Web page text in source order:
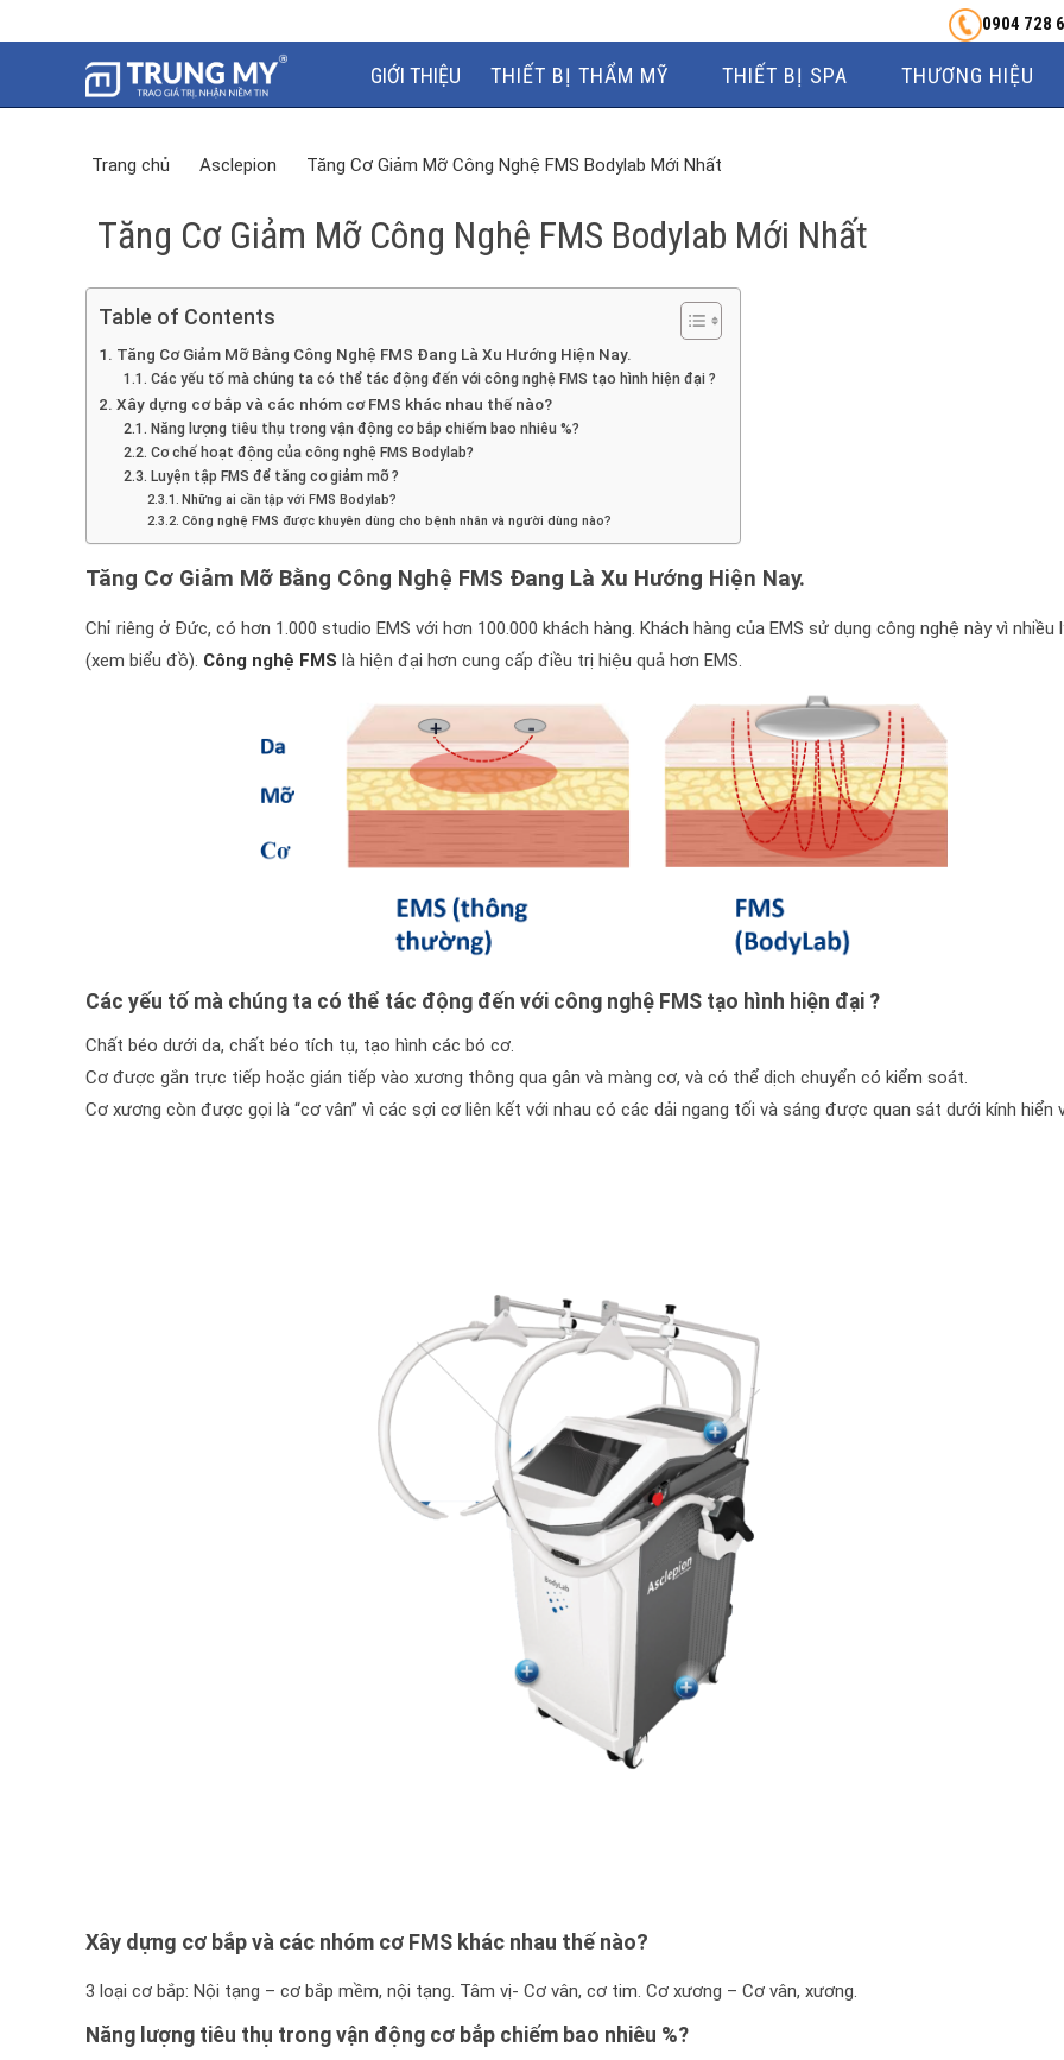
0904 728
GIỚI THIỆU THIẾT BỊ THẨM MỸ THIẾT BỊ SPA THƯƠNG HIỆU
Trang chủ Asclepion Tăng Cơ Giảm Mỡ Công Nghệ FMS Bodylab Mới Nhất
Tăng Cơ Giảm Mỡ Công Nghệ FMS Bodylab Mới Nhất
Table of Contents
Tăng Cơ Giảm Mỡ Bằng Công Nghệ FMS Đang Là Xu Hướng Hiện Nay.
Các yếu tố mà chúng ta có thể tác động đến với công nghệ FMS tạo hình hiện đại ?
Xây dựng cơ bắp và các nhóm cơ FMS khác nhau thế nào?
Năng lượng tiêu thụ trong vận động cơ bắp chiếm bao nhiêu %?
Cơ chế hoạt động của công nghệ FMS Bodylab?
Luyện tập FMS để tăng cơ giảm mỡ ?
Những ai cần tập với FMS Bodylab?
Công nghệ FMS được khuyên dùng cho bệnh nhân và người dùng nào?
Tăng Cơ Giảm Mỡ Bằng Công Nghệ FMS Đang Là Xu Hướng Hiện Nay.
Chỉ riêng ở Đức, có hơn 1.000 studio EMS với hơn 100.000 khách hàng. Khách hàng của EMS sử dụng công nghệ này vì nhiều
(xem biểu đồ). Công nghệ FMS là hiện đại hơn cung cấp điều trị hiệu quả hơn EMS.
Các yếu tố mà chúng ta có thể tác động đến với công nghệ FMS tạo hình hiện đại ?
Chất béo dưới da, chất béo tích tụ, tạo hình các bó cơ.
Cơ được gắn trực tiếp hoặc gián tiếp vào xương thông qua gân và màng cơ, và có thể dịch chuyển có kiểm soát.
Cơ xương còn được gọi là “cơ vân” vì các sợi cơ liên kết với nhau có các dải ngang tối và sáng được quan sát dưới kính hiển
Xây dựng cơ bắp và các nhóm cơ FMS khác nhau thế nào?
3 loại cơ bắp: Nội tạng – cơ bắp mềm, nội tạng. Tâm vị- Cơ vân, cơ tim. Cơ xương – Cơ vân, xương.
Năng lượng tiêu thụ trong vận động cơ bắp chiếm bao nhiêu %?